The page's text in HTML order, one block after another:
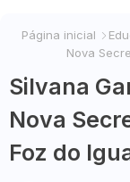
Página inicial
Nova
Silvana
Nova
Foz do